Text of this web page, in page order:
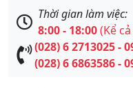
Thời gian làm việc:
8:00 - 18:00(Kể
(028) 6 2713025 -
(028) 6 6863586 -